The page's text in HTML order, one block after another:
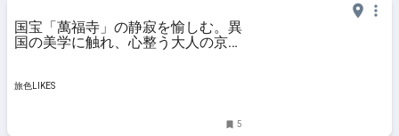
国宝「萬福寺」の静寂を愉しむ。異
国の美学に触れ、心整う大人の京都
旅色LIKES
5